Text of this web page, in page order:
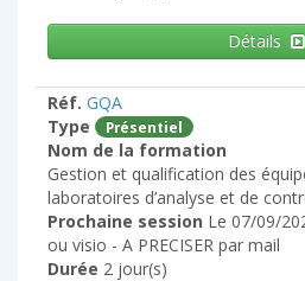
Détails
Réf. GQA
Type
Présentiel
Nom de la formation
Gestion et qualification des
laboratoires d’analyse et de
Prochaine session Le 07/09/
ou visio - A PRECISER par mail
Durée 2 jour(s)